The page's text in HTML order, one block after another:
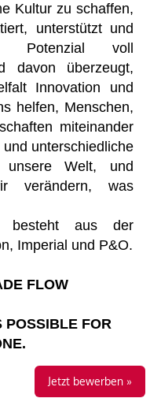
Kultur zu schaffen,
unterstützt und
Potenzial voll
davon überzeugt,
Innovation und
helfen, Menschen,
miteinander
unterschiedliche
unsere Welt, und
verändern, was
besteht aus der
Imperial und P&O.
FLOW
POSSIBLE FOR
Jetzt bewerben »